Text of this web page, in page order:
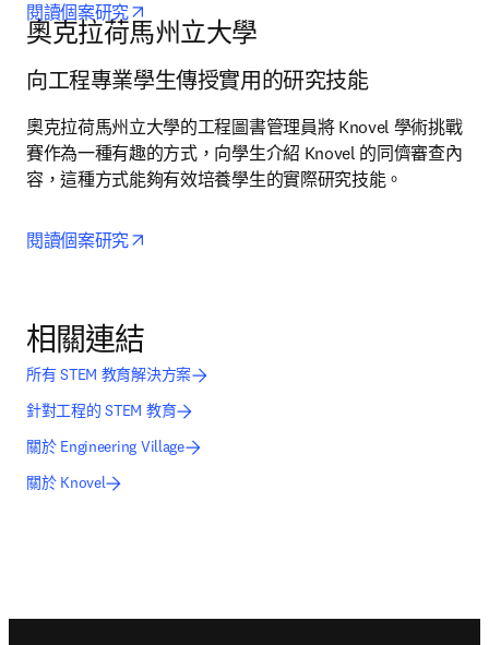
閱讀個案研究
奧克拉荷馬州立大學
向工程專業學生傳授實用的研究技能
奧克拉荷馬州立大學的工程圖書管理員將 Knovel 學術挑戰
賽作為一種有趣的方式，向學生介紹 Knovel 的同儕審查內
容，這種方式能夠有效培養學生的實際研究技能。
閱讀個案研究
相關連結
所有 STEM 教育解決方案
針對工程的 STEM 教育
關於 Engineering Village
關於 Knovel